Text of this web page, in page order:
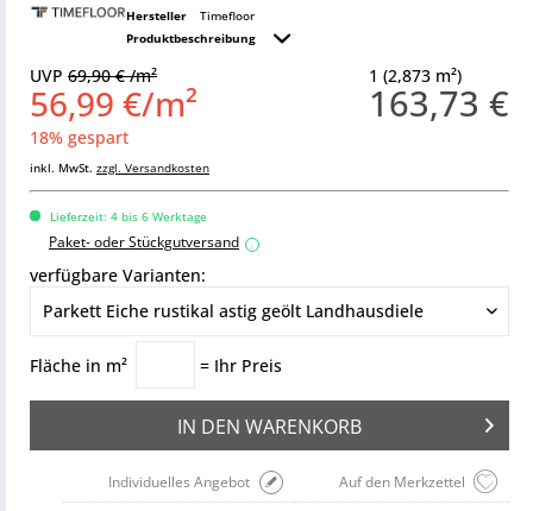
Hersteller
Timefloor
Produktbeschreibung
1 (2,873 m²)
163,73 €
UVP 69,90 € /m²
56,99 €/m²
18% gespart
inkl. MwSt. zzgl. Versandkosten
Lieferzeit: 4 bis 6 Werktage
Paket- oder Stückgutversand i
verfügbare Varianten:
Fläche in m² = Ihr Preis
IN DEN WARENKORB
Auf den Merkzettel
Individuelles Angebot